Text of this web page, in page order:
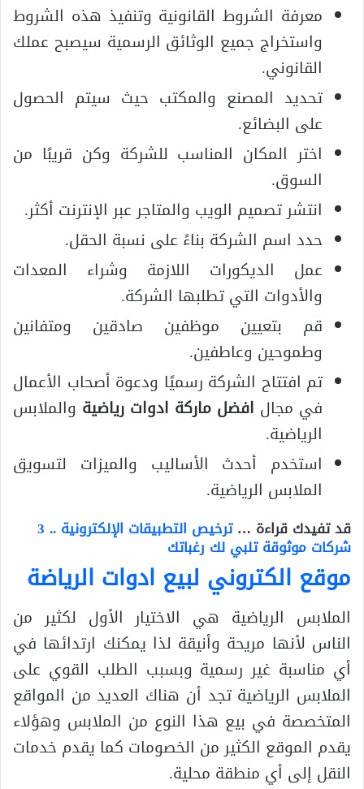
معرفة الشروط القانونية وتنفيذ هذه الشروط
واستخراج جميع الوثائق الرسمية سيصبح عملك
القانوني.
تحديد المصنع والمكتب حيث سيتم الحصول
على البضائع.
اختر المكان المناسب للشركة وكن قريبًا من
السوق.
انتشر تصميم الويب والمتاجر عبر الإنترنت أكثر.
حدد اسم الشركة بناءً على نسبة الحقل.
عمل الديكورات اللازمة وشراء المعدات
والأدوات التي تطلبها الشركة.
قم بتعيين موظفين صادقين ومتفانين
وطموحين وعاطفين.
تم افتتاح الشركة رسميًا ودعوة أصحاب الأعمال
في مجال افضل ماركة ادوات رياضية والملابس
الرياضية.
استخدم أحدث الأساليب والميزات لتسويق
الملابس الرياضية.
قد تفيدك قراءة … ترخيص التطبيقات الإلكترونية .. 3
شركات موثوقة تلبي لك رغباتك
موقع الكتروني لبيع ادوات الرياضة
الملابس الرياضية هي الاختيار الأول لكثير من
الناس لأنها مريحة وأنيقة لذا يمكنك ارتدائها في
أي مناسبة غير رسمية وبسبب الطلب القوي على
الملابس الرياضية تجد أن هناك العديد من المواقع
المتخصصة في بيع هذا النوع من الملابس وهؤلاء
يقدم الموقع الكثير من الخصومات كما يقدم خدمات
النقل إلى أي منطقة محلية.